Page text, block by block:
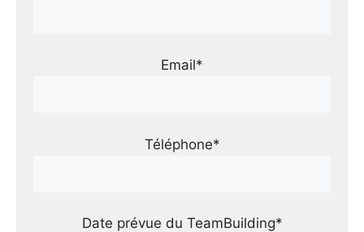
Email*
Téléphone*
Date prévue du TeamBuilding*